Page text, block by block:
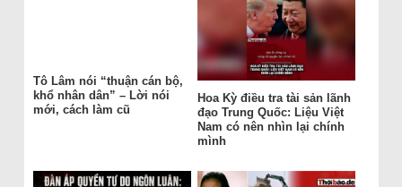
Tô Lâm nói “thuận cán bộ,
khổ nhân dân” – Lời nói
mới, cách làm cũ
Hoa Kỳ điều tra tài sản lãnh
đạo Trung Quốc: Liệu Việt
Nam có nên nhìn lại chính
mình